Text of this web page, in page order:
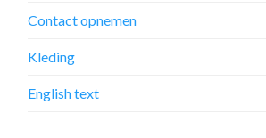
Contact opnemen
Kleding
English text